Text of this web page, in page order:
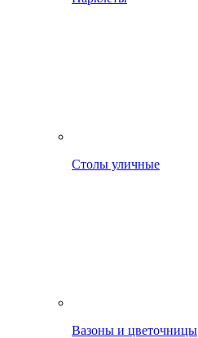
Столы уличные
Вазоны и цветочницы